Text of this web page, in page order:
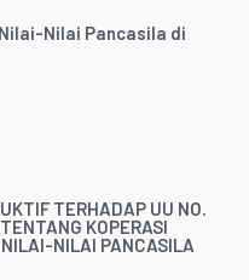
Nilai Pancasila di
TERHADAP UU NO.
KOPERASI
NILAI PANCASILA